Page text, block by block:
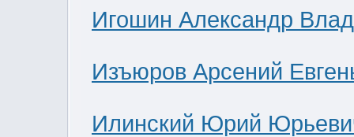
Игошин Александр
Изъюров Арсений
Илинский Юрий